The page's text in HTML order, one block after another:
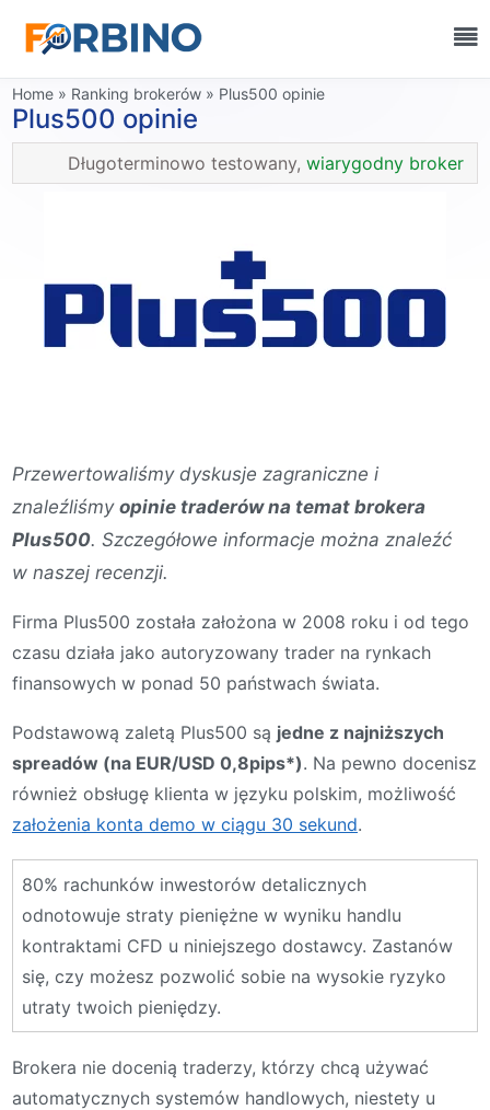
Home » Ranking brokerów » Plus500 opinie
Plus500 opinie
Długoterminowo testowany, wiarygodny broker
Przewertowaliśmy dyskusje zagraniczne i
znaleźliśmy opinie traderów na temat brokera
Plus500. Szczegółowe informacje można znaleźć
w naszej recenzji.
Firma Plus500 została założona w 2008 roku i od tego
czasu działa jako autoryzowany trader na rynkach
finansowych w ponad 50 państwach świata.
Podstawową zaletą Plus500 są jedne z najniższych
spreadów (na EUR/USD 0,8pips*). Na pewno docenisz
również obsługę klienta w języku polskim, możliwość
założenia konta demo w ciągu 30 sekund.
80% rachunków inwestorów detalicznych
odnotowuje straty pieniężne w wyniku handlu
kontraktami CFD u niniejszego dostawcy. Zastanów
się, czy możesz pozwolić sobie na wysokie ryzyko
utraty twoich pieniędzy.
Brokera nie docenią traderzy, którzy chcą używać
automatycznych systemów handlowych, niestety u